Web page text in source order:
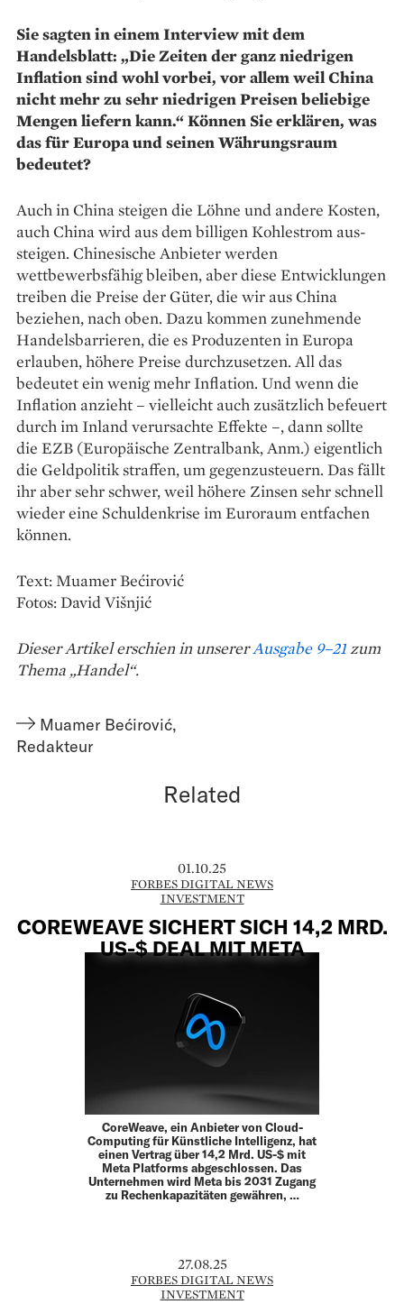
Sie sagten in einem Interview mit dem
Handelsblatt: „Die Zeiten der ganz niedrigen
Inflation sind wohl vorbei, vor allem weil China
nicht mehr zu sehr niedrigen Preisen beliebige
Mengen liefern kann.“ Können Sie erklären, was
das für Europa und seinen Währungsraum
bedeutet?
Auch in China steigen die Löhne und andere Kosten,
auch China wird aus dem billigen Kohlestrom aus­
steigen. Chinesische Anbieter werden
wettbewerbsfähig bleiben, aber diese Entwicklungen
treiben die Preise der Güter, die wir aus China
beziehen, nach oben. Dazu kommen zunehmende
Handelsbarrieren, die es Produzenten in Europa
erlauben, höhere Preise durchzusetzen. All das
bedeutet ein wenig mehr Inflation. Und wenn die
Inflation anzieht – vielleicht auch zusätzlich befeuert
durch im Inland verursachte Effekte –, dann sollte
die EZB (Europäische Zentralbank, Anm.) eigentlich
die Geldpolitik straffen, um gegenzusteuern. Das fällt
ihr aber sehr schwer, weil höhere Zinsen sehr schnell
wieder eine Schuldenkrise im Euroraum entfachen
können.
Text: Muamer Bećirović
Fotos: David Višnjić
Dieser Artikel erschien in unsererAusgabe 9–21zum
Thema „Handel“.
Muamer Bećirović,
Redakteur
Related
01.10.25
FORBES DIGITAL NEWS
INVESTMENT
COREWEAVE SICHERT SICH 14,2 MRD.
US-$ DEAL MIT META
CoreWeave, ein Anbieter von Cloud-
Computing für Künstliche Intelligenz, hat
einen Vertrag über 14,2 Mrd. US-$ mit
Meta Platforms abgeschlossen. Das
Unternehmen wird Meta bis 2031 Zugang
zu Rechenkapazitäten gewähren, …
27.08.25
FORBES DIGITAL NEWS
INVESTMENT